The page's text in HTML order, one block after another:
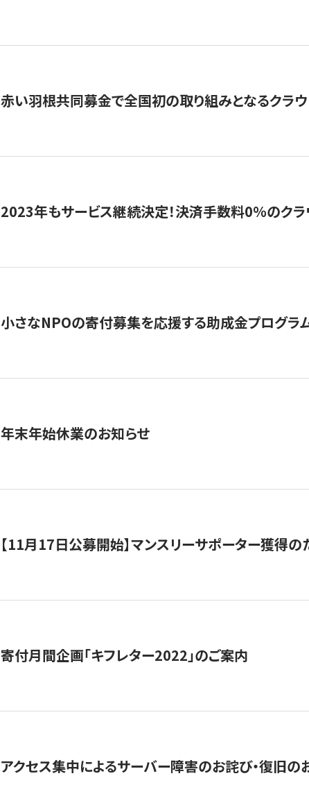
赤い羽根共同募金で全国初の取り組みとなるクラウ
2023年もサービス継続決定！決済手数料0％のク
小さなNPOの寄付募集を応援する助成金プログラ
年末年始休業のお知らせ
【11月17日公募開始】マンスリーサポーター獲得
寄付月間企画「キフレター2022」のご案内
アクセス集中によるサーバー障害のお詫び・復旧の